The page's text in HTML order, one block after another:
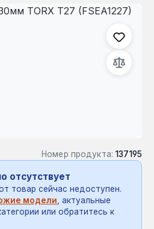
Номер продукта: 137195
отсутствует
товар сейчас недоступен.
модели, актуальные
или обратитесь к